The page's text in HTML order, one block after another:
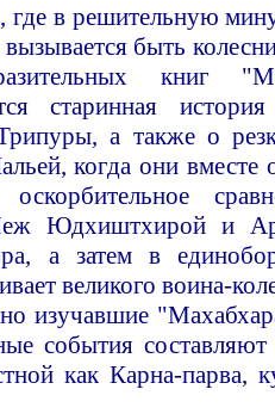
где в решительную
быть
книг
старинная
а также о
когда они вместе
оскорбительное
Юдхиштхирой и
а затем в
великого воина-
изучавшие
события
как Карна-парва,